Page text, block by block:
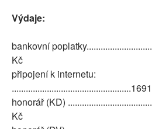
Výdaje:
bankovní
Kč
připojení k internetu:
honorář (KD)
Kč